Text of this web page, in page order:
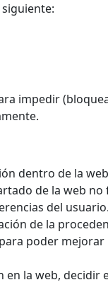
impedir
dentro de la
de la web
del usuario.
de la
poder
la web, decidir